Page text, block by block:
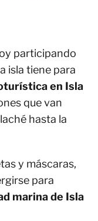
participando
isla tiene para
en Isla
que van
hasta la
y máscaras,
para
marina de Isla